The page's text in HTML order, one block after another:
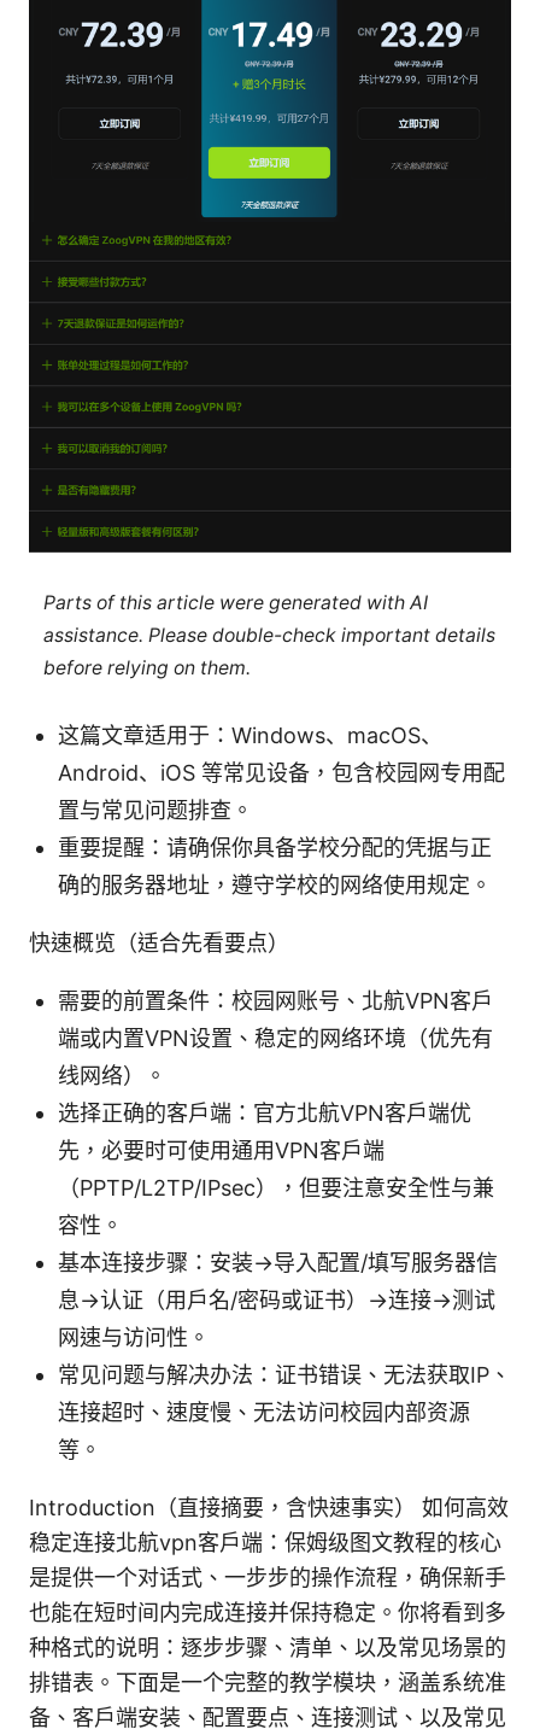
Parts of this article were generated with AI
assistance. Please double-check important details
before relying on them.
这篇文章适用于：Windows、macOS、
Android、iOS 等常见设备，包含校园网专用配
置与常见问题排查。
重要提醒：请确保你具备学校分配的凭据与正
确的服务器地址，遵守学校的网络使用规定。
快速概览（适合先看要点）
需要的前置条件：校园网账号、北航VPN客户
端或内置VPN设置、稳定的网络环境（优先有
线网络）。
选择正确的客户端：官方北航VPN客户端优
先，必要时可使用通用VPN客户端
（PPTP/L2TP/IPsec），但要注意安全性与兼
容性。
基本连接步骤：安装→导入配置/填写服务器信
息→认证（用户名/密码或证书）→连接→测试
网速与访问性。
常见问题与解决办法：证书错误、无法获取IP、
连接超时、速度慢、无法访问校园内部资源
等。
Introduction（直接摘要，含快速事实） 如何高效
稳定连接北航vpn客户端：保姆级图文教程的核心
是提供一个对话式、一步步的操作流程，确保新手
也能在短时间内完成连接并保持稳定。你将看到多
种格式的说明：逐步步骤、清单、以及常见场景的
排错表。下面是一个完整的教学模块，涵盖系统准
备、客户端安装、配置要点、连接测试、以及常见